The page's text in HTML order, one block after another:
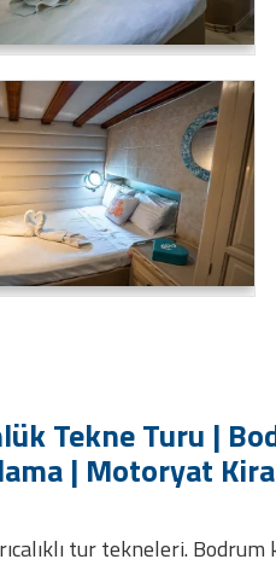
Tekne Turu |
| Motoryat
tur tekneleri. Bodrum